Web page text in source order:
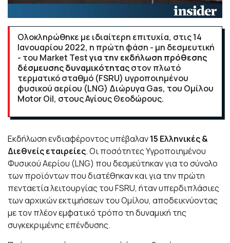
Ολοκληρώθηκε με ιδιαίτερη επιτυχία, στις 14
Ιανουαρίου 2022, η πρώτη φάση - μη δεσμευτική
- του Market Testγια την εκδήλωση πρόθεσης
δέσμευσης δυναμικότηταςστον πλωτό
τερματικό σταθμό (FSRU) υγροποιημένου
φυσικού αερίου (LNG) Διώρυγα Gas, του Ομίλου
Motor Oil, στους Αγίους Θεοδώρους.
Εκδήλωση ενδιαφέροντος υπέβαλαν15 Ελληνικές &
Διεθνείς εταιρείες. Οι ποσότητες Υγροποιημένου
Φυσικού Αερίου (LNG) που δεσμεύτηκαν για το σύνολο
των προϊόντων που διατέθηκαν και για την πρώτη
πενταετία λειτουργίας του FSRU, ήταν υπερδιπλάσιες
των αρχικών εκτιμήσεων του Ομίλου, αποδεικνύοντας
με τον πλέον εμφατικό τρόπο τη δυναμική της
συγκεκριμένης επένδυσης.